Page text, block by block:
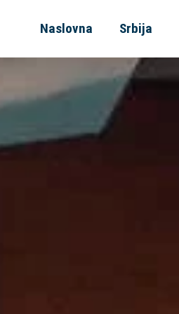
Naslovna Srbija